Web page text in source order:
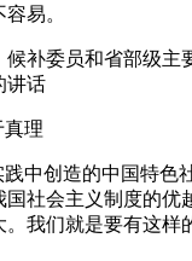
易。
委员和省部级主
讲话
理
创造的中国特色
社会主义制度的
我们就是要有这